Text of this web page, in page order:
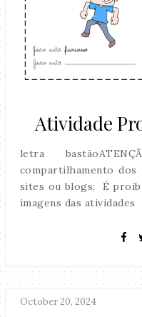
Atividade
letra
compartilhamento
sites ou blogs; É
imagens das atividades
October 20, 2024